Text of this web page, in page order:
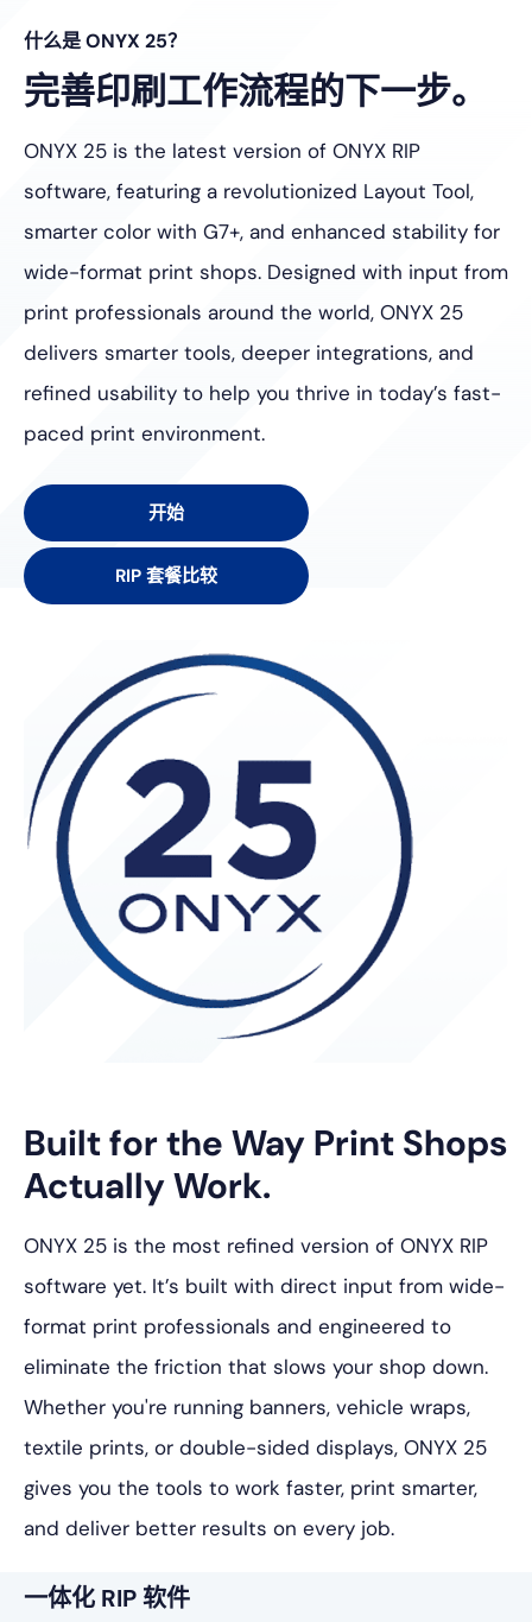
什么是 ONYX 25？
完善印刷工作流程的下一步。
ONYX 25 is the latest version of ONYX RIP
software, featuring a revolutionized Layout Tool,
smarter color with G7+, and enhanced stability for
wide-format print shops. Designed with input from
print professionals around the world, ONYX 25
delivers smarter tools, deeper integrations, and
refined usability to help you thrive in today’s fast-
paced print environment.
开始
RIP 套餐比较
Built for the Way Print Shops
Actually Work.
ONYX 25 is the most refined version of ONYX RIP
software yet. It’s built with direct input from wide-
format print professionals and engineered to
eliminate the friction that slows your shop down.
Whether you're running banners, vehicle wraps,
textile prints, or double-sided displays, ONYX 25
gives you the tools to work faster, print smarter,
and deliver better results on every job.
一体化 RIP 软件